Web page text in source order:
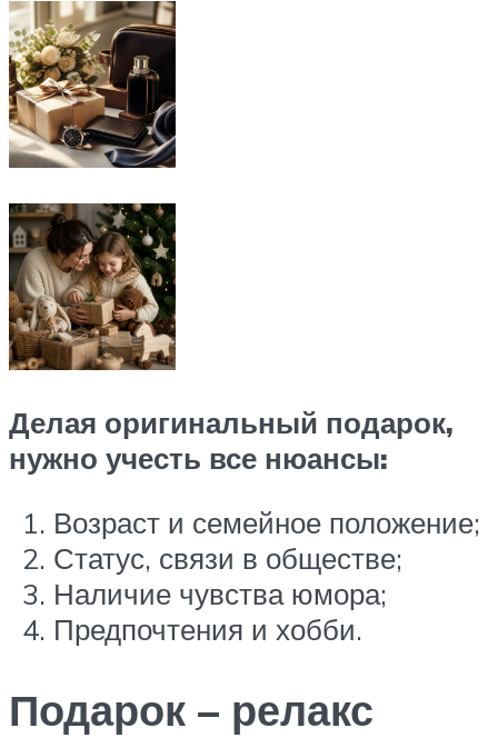
Делая оригинальный подарок,
нужно учесть все нюансы:
Возраст и семейное положение;
Статус, связи в обществе;
Наличие чувства юмора;
Предпочтения и хобби.
Подарок – релакс